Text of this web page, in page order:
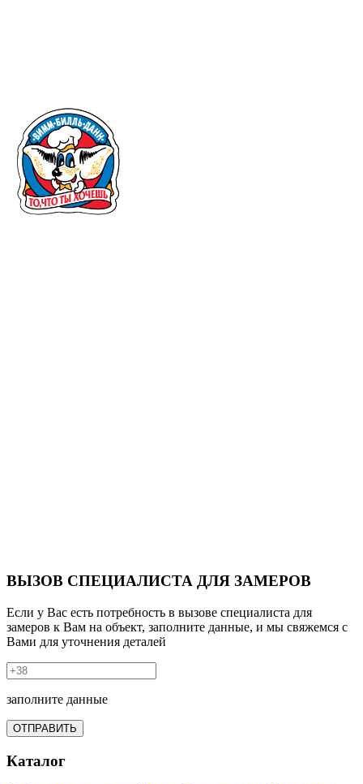
ВЫЗОВ СПЕЦИАЛИСТА ДЛЯ ЗАМЕРОВ
Если у Вас есть потребность в вызове специалиста для
замеров к Вам на объект, заполните данные, и мы свяжемся с
Вами для уточнения деталей
заполните данные
ОТПРАВИТЬ
Каталог